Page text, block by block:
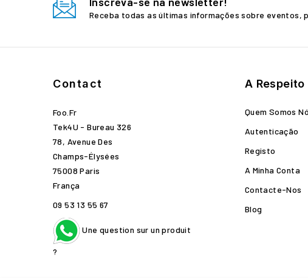
Receba todas as últimas informações sobre eventos,
Contact
Foo.fr
Tek4U - Bureau 326
78, Avenue Des
Champs-Élysées
75008 Paris
França
09 53 13 55 67
Une question sur un produit
?
A Respeito
Quem Somos
Autenticação
Registo
A Minha Conta
Contacte-Nos
Blog